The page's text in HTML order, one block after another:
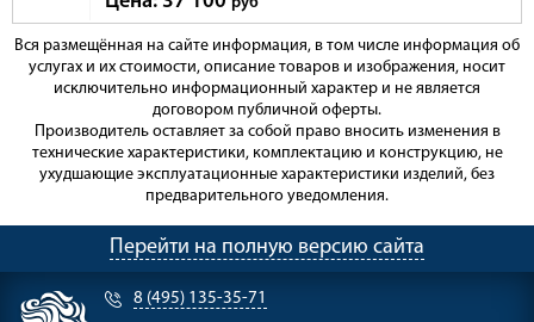
Вся размещённая на сайте информация, в том числе информация об
услугах и их стоимости, описание товаров и изображения, носит
исключительно информационный характер и не является
договором публичной оферты.
Производитель оставляет за собой право вносить изменения в
технические характеристики, комплектацию и конструкцию, не
ухудшающие эксплуатационные характеристики изделий, без
предварительного уведомления.
Перейти на полную версию сайта
8 (495) 135-35-71